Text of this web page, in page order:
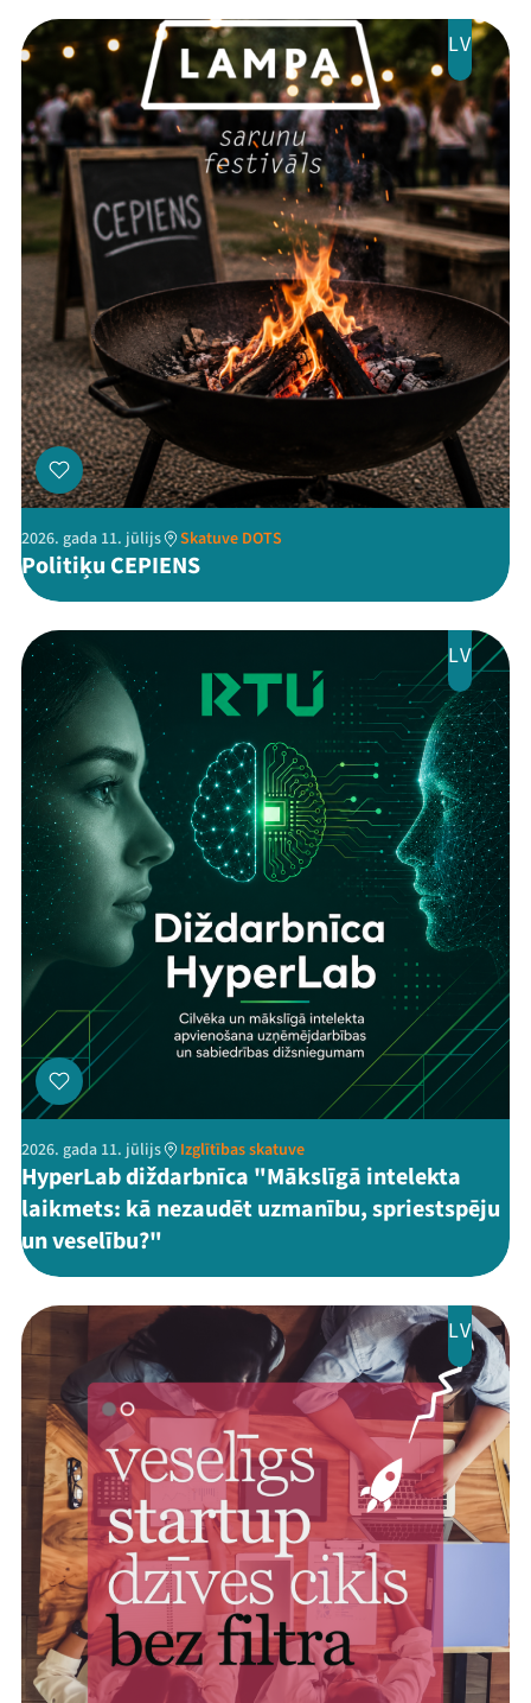
Ziedo
Veikals
Kontakti
ThreadsFacebook Instagram
Flick TikTok
LV
2026. gada 11. jūlijs Skatuve DOTS
Politiķu CEPIENS
LV
2026. gada 11. jūlijs Izglītības skatuve
HyperLab diždarbnīca "Mākslīgā intelekta
laikmets: kā nezaudēt uzmanību, spriestspēju
un veselību?"
LV